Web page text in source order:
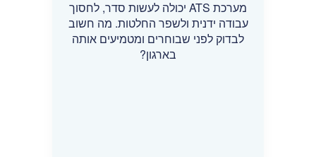
מערכת ATS יכולה לעשות סדר, לחסוך
עבודה ידנית ולשפר החלטות. מה חשוב
לבדוק לפני שבוחרים ומטמיעים אותה
בארגון?